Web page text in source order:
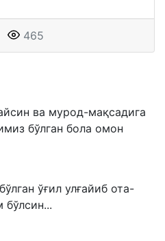
465
ва мурод-мақсадига
бўлган бола омон
ўғил улғайиб ота-